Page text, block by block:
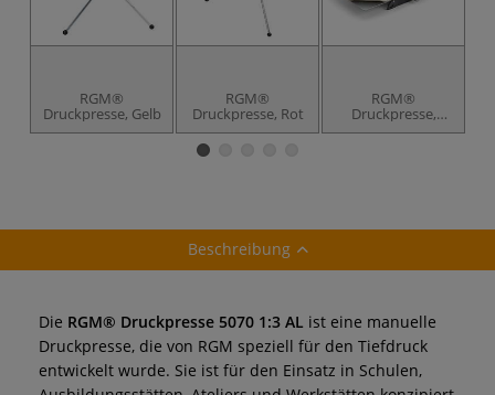
RGM®
Druckpresse, Gelb
RGM®
Druckpresse, Rot
RGM®
Druckpresse,
Schwarz
Beschreibung
Die RGM® Druckpresse 5070 1:3 AL ist eine manuelle
Druckpresse, die von RGM speziell für den Tiefdruck
entwickelt wurde. Sie ist für den Einsatz in Schulen,